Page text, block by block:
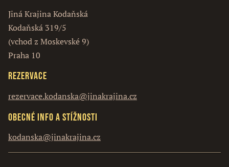
Jiná Krajina Kodaňská
Kodaňská 319/5
(vchod z Moskevské 9)
Praha 10
Rezervace
rezervace.kodanska@jinakrajina.cz
Obecné info a stížnosti
kodanska@jinakrajina.cz